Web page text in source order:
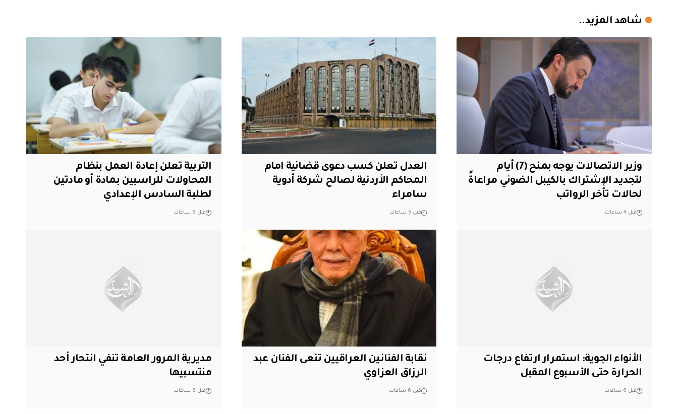
شاهد المزيد..
وزير الاتصالات يوجه بمنح (7) أيام
لتجديد الإشتراك بالكيبل الضوئي مراعاةً
لحالات تأخر الرواتب
قبل 4 ساعات
العدل تعلن كسب دعوى قضائية امام
المحاكم الأردنية لصالح شركة أدوية
سامراء
قبل 5 ساعات
التربية تعلن إعادة العمل بنظام
المحاولات للراسبين بمادة أو مادتين
لطلبة السادس الإعدادي
قبل 6 ساعات
الأنواء الجوية: استمرار ارتفاع درجات
الحرارة حتى الأسبوع المقبل
قبل 6 ساعات
نقابة الفنانين العراقيين تنعى الفنان عبد
الرزاق العزاوي
قبل 6 ساعات
مديرية المرور العامة تنفي انتحار أحد
منتسبيها
قبل 6 ساعات